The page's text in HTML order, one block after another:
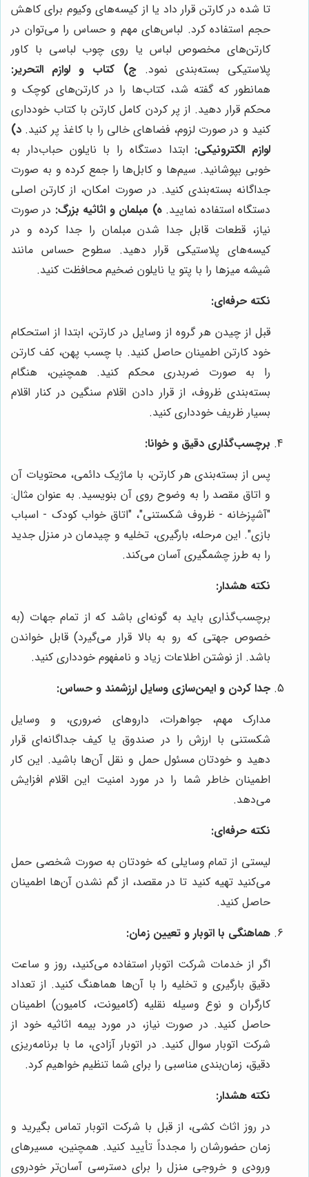
تا شده در کارتن قرار داد یا از کیسه‌های وکیوم برای کاهش
حجم استفاده کرد. لباس‌های مهم و حساس را می‌توان در
کارتن‌های مخصوص لباس یا روی چوب لباسی با کاور
پلاستیکی بسته‌بندی نمود.ج) کتاب و لوازم التحریر:
همانطور که گفته شد، کتاب‌ها را در کارتن‌های کوچک و
محکم قرار دهید. از پر کردن کامل کارتن با کتاب خودداری
کنید و در صورت لزوم، فضاهای خالی را با کاغذ پر کنید. د)
لوازم الکترونیکی: ابتدا دستگاه را با نایلون حباب‌دار به
خوبی بپوشانید. سیم‌ها و کابل‌ها را جمع کرده و به صورت
جداگانه بسته‌بندی کنید. در صورت امکان، از کارتن اصلی
دستگاه استفاده نمایید.ه) مبلمان و اثاثیه بزرگ: در صورت
نیاز، قطعات قابل جدا شدن مبلمان را جدا کرده و در
کیسه‌های پلاستیکی قرار دهید. سطوح حساس مانند
شیشه میزها را با پتو یا نایلون ضخیم محافظت کنید.
نکته حرفه‌ای:
قبل از چیدن هر گروه از وسایل در کارتن، ابتدا از استحکام
خود کارتن اطمینان حاصل کنید. با چسب پهن، کف کارتن
را به صورت ضربدری محکم کنید. همچنین، هنگام
بسته‌بندی ظروف، از قرار دادن اقلام سنگین در کنار اقلام
بسیار ظریف خودداری کنید.
برچسب‌گذاری دقیق و خوانا:
پس از بسته‌بندی هر کارتن، با ماژیک دائمی، محتویات آن
و اتاق مقصد را به وضوح روی آن بنویسید. به عنوان مثال:
"آشپزخانه - ظروف شکستنی"، "اتاق خواب کودک - اسباب
بازی". این مرحله، بارگیری، تخلیه و چیدمان در منزل جدید
را به طرز چشمگیری آسان می‌کند.
نکته هشدار:
برچسب‌گذاری باید به گونه‌ای باشد که از تمام جهات (به
خصوص جهتی که رو به بالا قرار می‌گیرد) قابل خواندن
باشد. از نوشتن اطلاعات زیاد و نامفهوم خودداری کنید.
جدا کردن و ایمن‌سازی وسایل ارزشمند و حساس:
مدارک مهم، جواهرات، داروهای ضروری، و وسایل
شکستنی با ارزش را در صندوق یا کیف جداگانه‌ای قرار
دهید و خودتان مسئول حمل و نقل آن‌ها باشید. این کار
اطمینان خاطر شما را در مورد امنیت این اقلام افزایش
می‌دهد.
نکته حرفه‌ای:
لیستی از تمام وسایلی که خودتان به صورت شخصی حمل
می‌کنید تهیه کنید تا در مقصد، از گم نشدن آن‌ها اطمینان
حاصل کنید.
هماهنگی با اتوبار و تعیین زمان:
اگر از خدمات شرکت اتوبار استفاده می‌کنید، روز و ساعت
دقیق بارگیری و تخلیه را با آن‌ها هماهنگ کنید. از تعداد
کارگران و نوع وسیله نقلیه (کامیونت، کامیون) اطمینان
حاصل کنید. در صورت نیاز، در مورد بیمه اثاثیه خود از
شرکت اتوبار سوال کنید. در اتوبار آزادی، ما با برنامه‌ریزی
دقیق، زمان‌بندی مناسبی را برای شما تنظیم خواهیم کرد.
نکته هشدار:
در روز اثاث کشی، از قبل با شرکت اتوبار تماس بگیرید و
زمان حضورشان را مجدداً تأیید کنید. همچنین، مسیرهای
ورودی و خروجی منزل را برای دسترسی آسان‌تر خودروی